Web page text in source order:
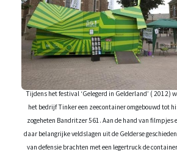
Tijdens het festival ‘Gelegerd in Gelderland’ ( 2012)
het bedrijf Tinker een zeecontainer omgebouwd tot
zogeheten Bandritzer 561. Aan de hand van filmpjes
daar belangrijke veldslagen uit de Gelderse
van defensie brachten met een legertruck de